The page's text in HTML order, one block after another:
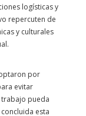
logísticas y
repercuten de
y culturales
por
evitar
pueda
esta